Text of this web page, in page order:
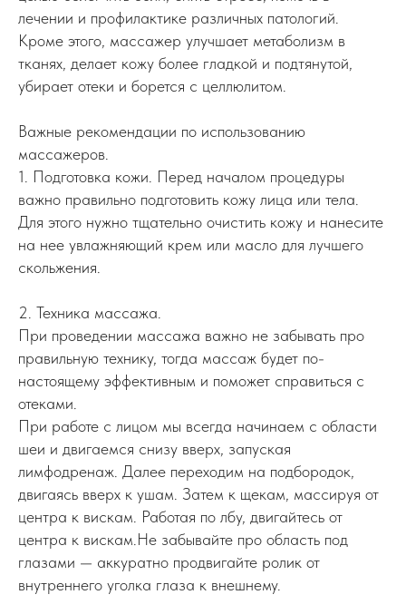
лечении и профилактике различных патологий.
Кроме этого, массажер улучшает метаболизм в
тканях, делает кожу более гладкой и подтянутой,
убирает отеки и борется с целлюлитом.
Важные рекомендации по использованию
массажеров.
1. Подготовка кожи. Перед началом процедуры
важно правильно подготовить кожу лица или тела.
Для этого нужно тщательно очистить кожу и нанесите
на нее увлажняющий крем или масло для лучшего
скольжения.
2. Техника массажа.
При проведении массажа важно не забывать про
правильную технику, тогда массаж будет по-
настоящему эффективным и поможет справиться с
отеками.
При работе с лицом мы всегда начинаем с области
шеи и двигаемся снизу вверх, запуская
лимфодренаж. Далее переходим на подбородок,
двигаясь вверх к ушам. Затем к щекам, массируя от
центра к вискам. Работая по лбу, двигайтесь от
центра к вискам.Не забывайте про область под
глазами — аккуратно продвигайте ролик от
внутреннего уголка глаза к внешнему.